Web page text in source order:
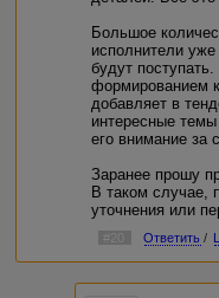
Большое
исполнители
будут
формированием
добавляет в
интересные
его внимание за
Заранее прошу
В таком случае,
уточнения или
#20 Ответить /